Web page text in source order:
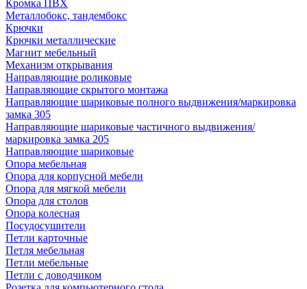
Кромка ПВХ
Металлобокс, тандембокс
Крючки
Крючки металлические
Магнит мебельный
Механизм открывания
Направляющие роликовые
Направляющие скрытого монтажа
Направляющие шариковые полного выдвижения/маркировка
замка 305
Направляющие шариковые частичного выдвижения/
маркировка замка 205
Направляющие шариковые
Опора мебельная
Опора для корпусной мебели
Опора для мягкой мебели
Опора для столов
Опора колесная
Посудосушители
Петли карточные
Петля мебельная
Петли мебельные
Петли с доводчиком